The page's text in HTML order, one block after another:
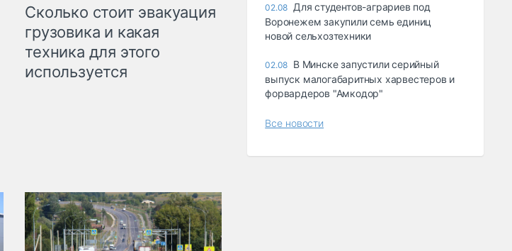
Сколько стоит эвакуация
грузовика и какая
техника для этого
используется
02.08 Для студентов-аграриев под
Воронежем закупили семь единиц
новой сельхозтехники
02.08 В Минске запустили серийный
выпуск малогабаритных харвестеров и
форвардеров "Амкодор"
Все новости